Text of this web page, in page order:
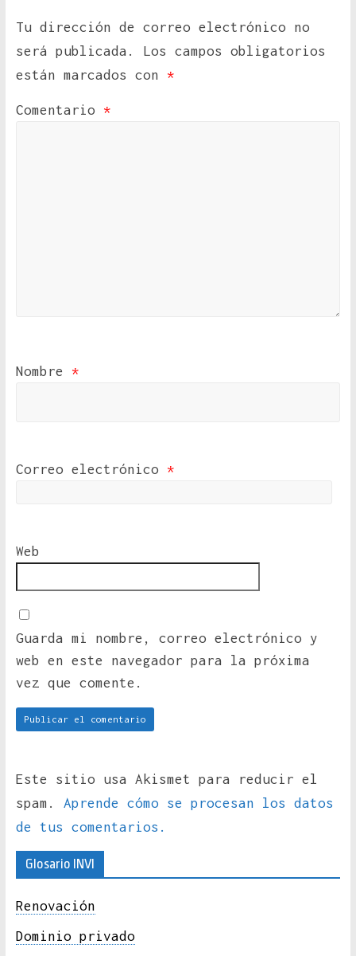
Tu dirección de correo electrónico no
será publicada.
Los campos obligatorios
están marcados con *
Comentario *
Nombre *
Correo electrónico *
Web
Guarda mi nombre, correo electrónico y
web en este navegador para la próxima
vez que comente.
Este sitio usa Akismet para reducir el
spam. Aprende cómo se procesan los datos
de tus comentarios.
Glosario INVI
Renovación
Dominio privado